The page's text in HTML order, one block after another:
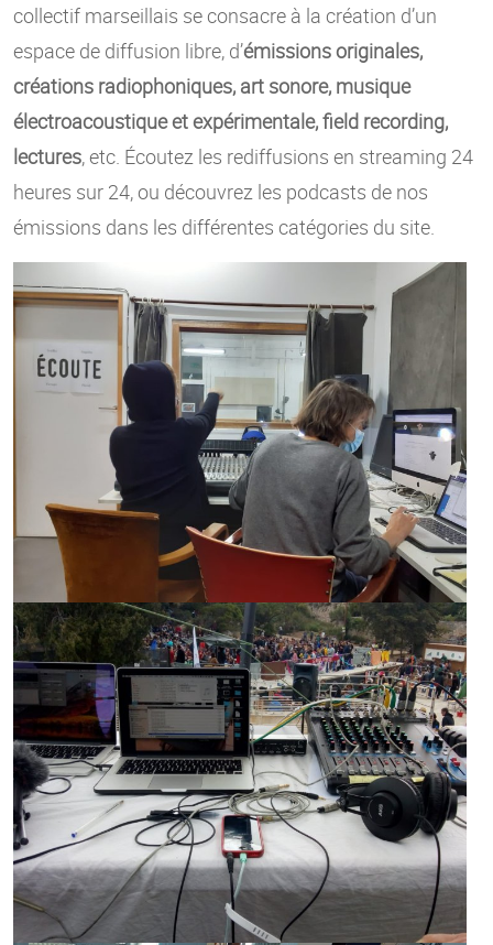
collectif marseillais se consacre à la création d’un
espace de diffusion libre, d’émissions originales,
créations radiophoniques, art sonore, musique
électroacoustique et expérimentale, field recording,
lectures, etc. Écoutez les rediffusions en streaming 24
heures sur 24, ou découvrez les podcasts de nos
émissions dans les différentes catégories du site.